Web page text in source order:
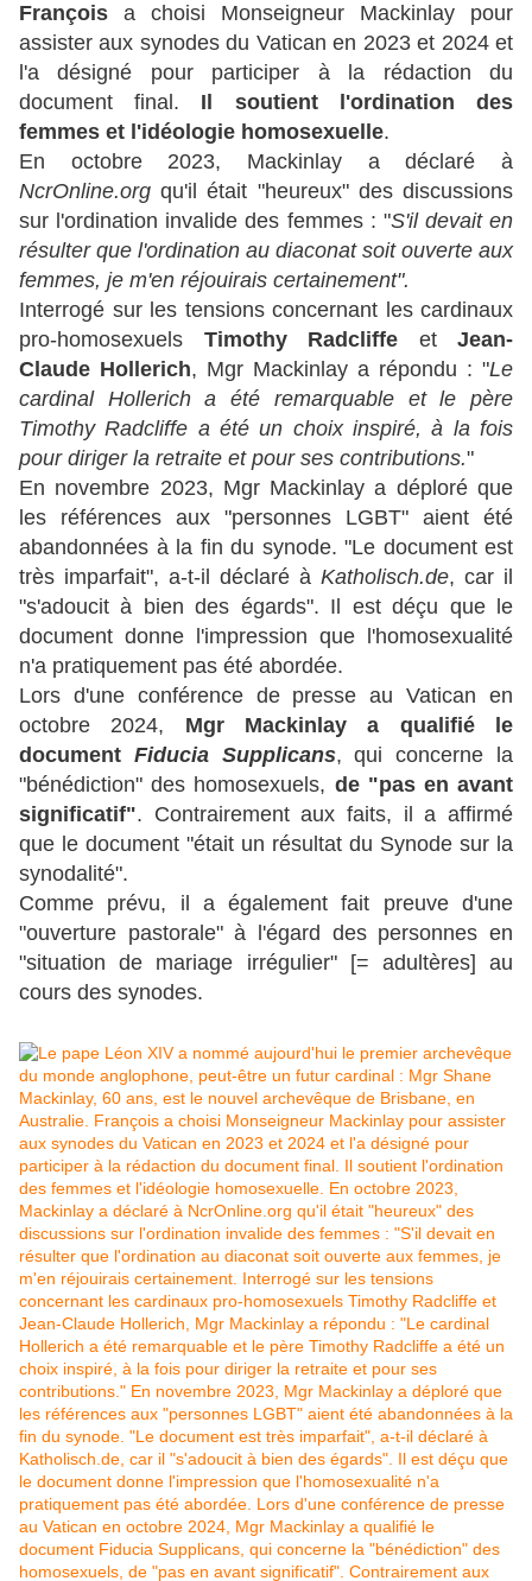
François a choisi Monseigneur Mackinlay pour
assister aux synodes du Vatican en 2023 et 2024 et
l'a désigné pour participer à la rédaction du
document final. Il soutient l'ordination des
femmes et l'idéologie homosexuelle.
En octobre 2023, Mackinlay a déclaré à
NcrOnline.org qu'il était "heureux" des discussions
sur l'ordination invalide des femmes : "S'il devait en
résulter que l'ordination au diaconat soit ouverte aux
femmes, je m'en réjouirais certainement".
Interrogé sur les tensions concernant les cardinaux
pro-homosexuels Timothy Radcliffe et Jean-
Claude Hollerich, Mgr Mackinlay a répondu : "Le
cardinal Hollerich a été remarquable et le père
Timothy Radcliffe a été un choix inspiré, à la fois
pour diriger la retraite et pour ses contributions."
En novembre 2023, Mgr Mackinlay a déploré que
les références aux "personnes LGBT" aient été
abandonnées à la fin du synode. "Le document est
très imparfait", a-t-il déclaré à Katholisch.de, car il
"s'adoucit à bien des égards". Il est déçu que le
document donne l'impression que l'homosexualité
n'a pratiquement pas été abordée.
Lors d'une conférence de presse au Vatican en
octobre 2024, Mgr Mackinlay a qualifié le
document Fiducia Supplicans, qui concerne la
"bénédiction" des homosexuels, de "pas en avant
significatif". Contrairement aux faits, il a affirmé
que le document "était un résultat du Synode sur la
synodalité".
Comme prévu, il a également fait preuve d'une
"ouverture pastorale" à l'égard des personnes en
"situation de mariage irrégulier" [= adultères] au
cours des synodes.